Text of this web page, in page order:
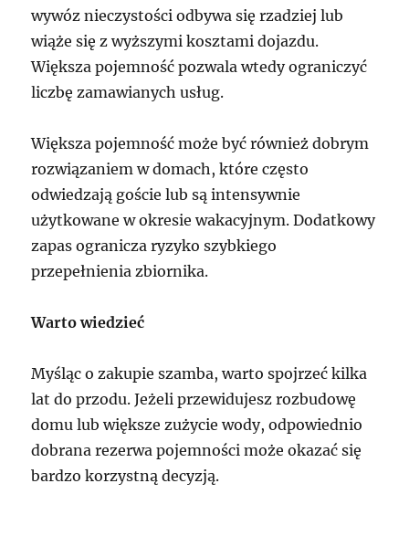
wywóz nieczystości odbywa się rzadziej lub
wiąże się z wyższymi kosztami dojazdu.
Większa pojemność pozwala wtedy ograniczyć
liczbę zamawianych usług.
Większa pojemność może być również dobrym
rozwiązaniem w domach, które często
odwiedzają goście lub są intensywnie
użytkowane w okresie wakacyjnym. Dodatkowy
zapas ogranicza ryzyko szybkiego
przepełnienia zbiornika.
Warto wiedzieć
Myśląc o zakupie szamba, warto spojrzeć kilka
lat do przodu. Jeżeli przewidujesz rozbudowę
domu lub większe zużycie wody, odpowiednio
dobrana rezerwa pojemności może okazać się
bardzo korzystną decyzją.